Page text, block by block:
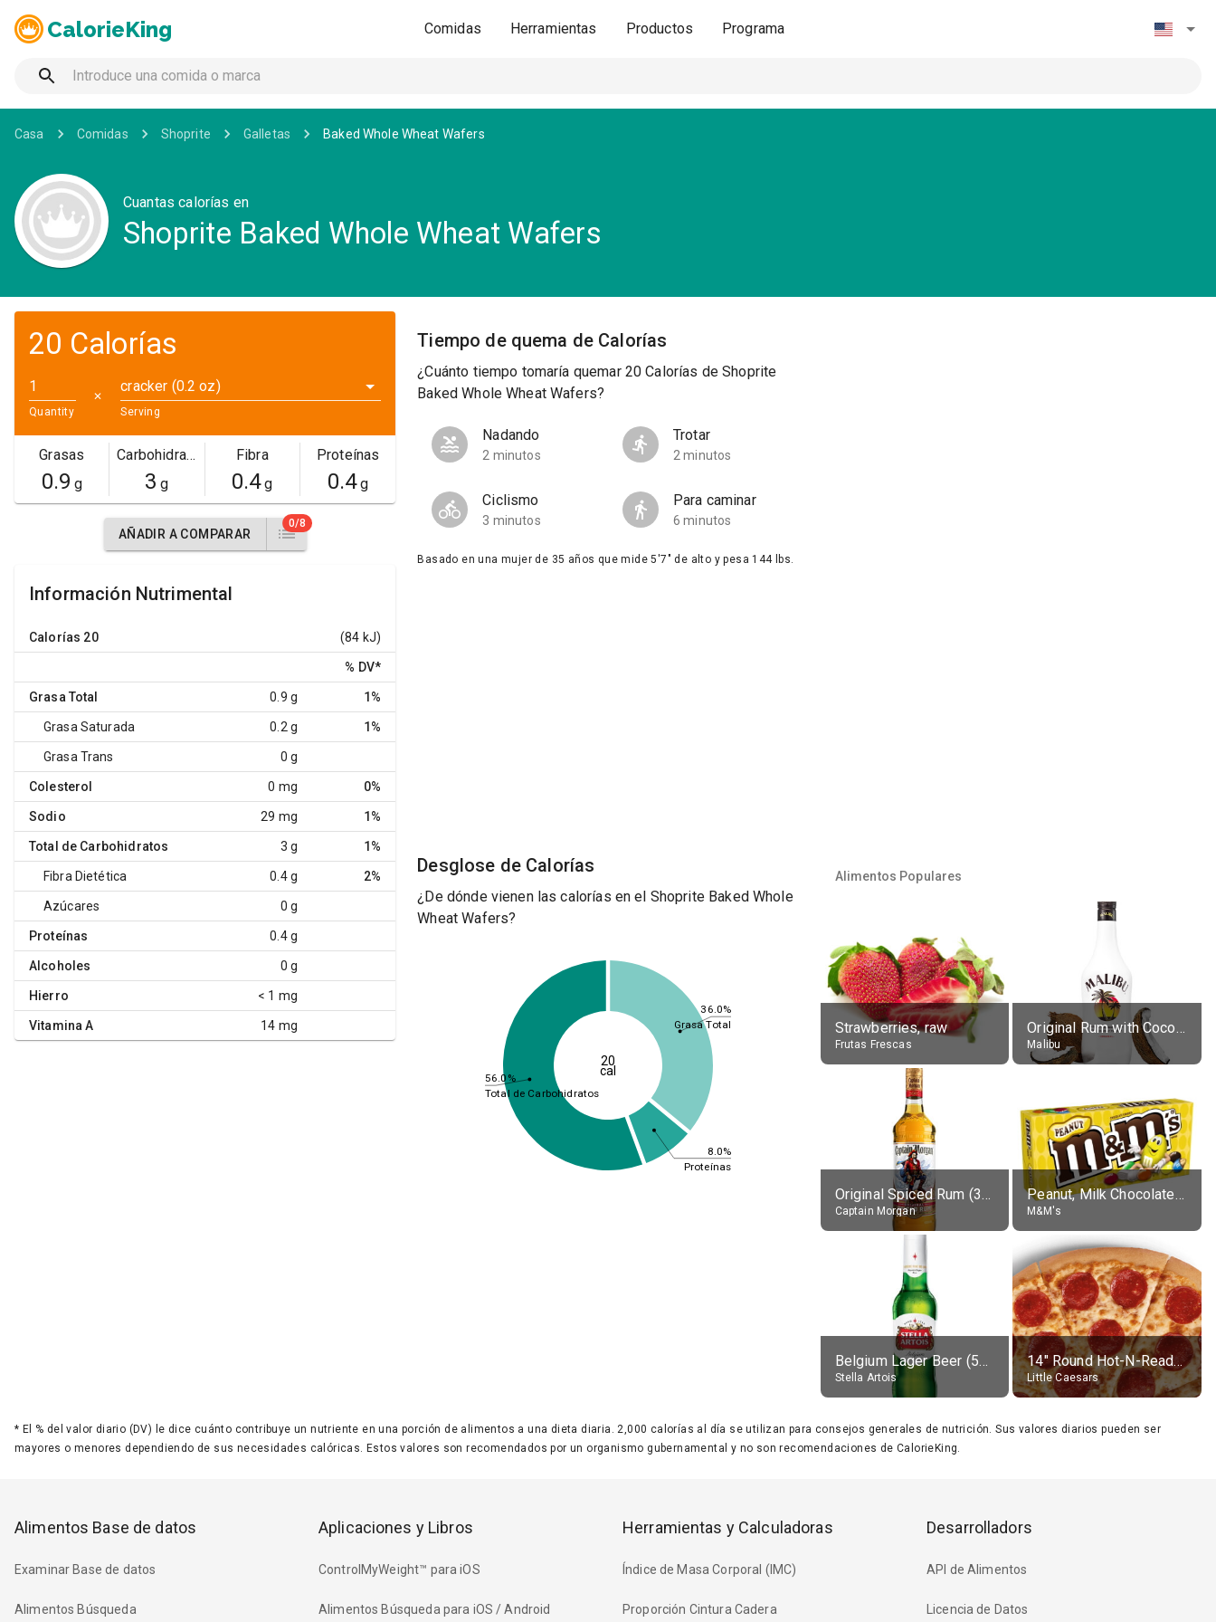
CalorieKing Comidas Herramientas Productos Programa
Casa Comidas Shoprite Galletas Baked Whole Wheat Wafers
Cuantas calorías en
Shoprite Baked Whole Wheat Wafers
20 Calorías
Quantity
✕
cracker (0.2 oz)
Serving
Grasas
0.9 g
Carbohidratos
3 g
Fibra
0.4g
Proteínas
0.4g
AÑADIR A COMPARAR
0/8
Información Nutrimental
Calorías 20 (84 kJ)
% DV*
Grasa Total 0.9 g 1%
Grasa Saturada 0.2 g 1%
Grasa Trans 0 g
Colesterol 0 mg 0%
Sodio 29 mg 1%
Total de Carbohidratos 3 g 1%
Fibra Dietética 0.4 g 2%
Azúcares 0 g
Proteínas 0.4 g
Alcoholes 0 g
Hierro < 1 mg
Vitamina A 14 mg
Tiempo de quema de Calorías
¿Cuánto tiempo tomaría quemar 20 Calorías de Shoprite
Baked Whole Wheat Wafers?
Nadando
2 minutos
Trotar
2 minutos
Ciclismo
3 minutos
Para caminar
6 minutos
Basado en una mujer de 35 años que mide 5'7" de alto y pesa 144 lbs.
Desglose de Calorías
¿De dónde vienen las calorías en el Shoprite Baked Whole
Wheat Wafers?
36.0%
8.0%
56.0%
Grasa Total
Proteínas
Total de Carbohidratos
20
cal
Alimentos Populares
Strawberries, raw
Frutas Frescas
Original Rum with Coconut Flavour (21% alc.)
Malibu
Original Spiced Rum (35% alc.)
Captain Morgan
Peanut, Milk Chocolate Candies
M&M's
Belgium Lager Beer (5% alc.)
Stella Artois
14" Round Hot-N-Ready Pepperoni Pizza
Little Caesars
* El % del valor diario (DV) le dice cuánto contribuye un nutriente en una porción de alimentos a una dieta diaria. 2,000 calorías al día se utilizan para consejos generales de nutrición. Sus valores diarios pueden ser
mayores o menores dependiendo de sus necesidades calóricas. Estos valores son recomendados por un organismo gubernamental y no son recomendaciones de CalorieKing.
Alimentos Base de datos
Examinar Base de datos
Alimentos Búsqueda
Aplicaciones y Libros
ControlMyWeight™ para iOS
Alimentos Búsqueda para iOS / Android
Herramientas y Calculadoras
Índice de Masa Corporal (IMC)
Proporción Cintura Cadera
Desarrolladors
API de Alimentos
Licencia de Datos